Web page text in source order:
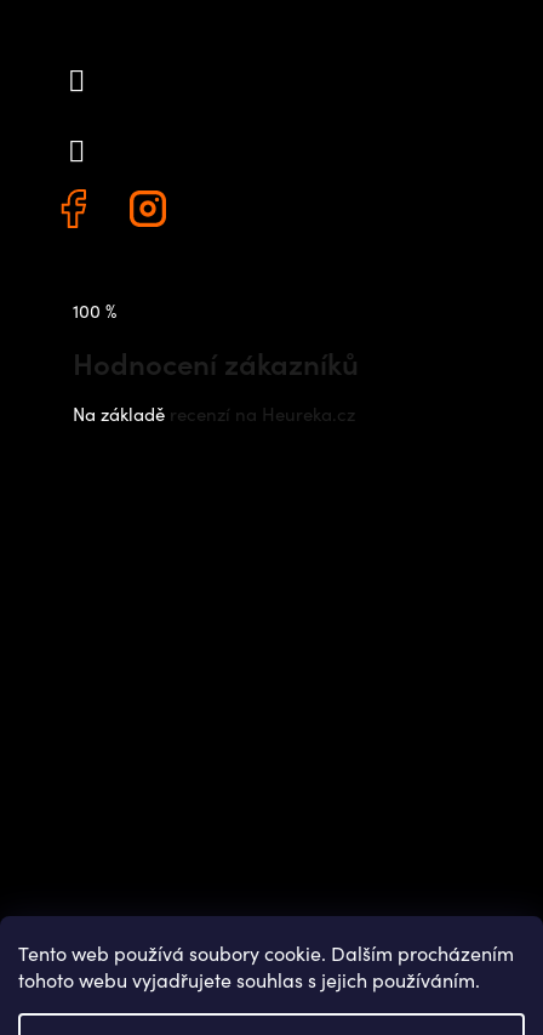
Tento web používá soubory cookie. Dalším procházením
tohoto webu vyjadřujete souhlas s jejich používáním.
100 %
Hodnocení zákazníků
Na základě recenzí na Heureka.cz